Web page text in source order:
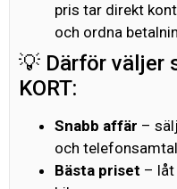
pris tar direkt
och ordna
💡 Därför väljer
KORT:
Snabb affär –
och
Bästa priset – låt